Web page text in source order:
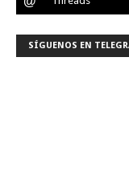
SÍGUENOS EN